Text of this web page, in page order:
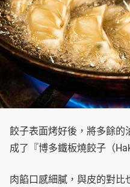
餃子表面烤好後，將多餘的
成了『博多鐵板燒餃子（
肉餡口感細膩，與皮的對比